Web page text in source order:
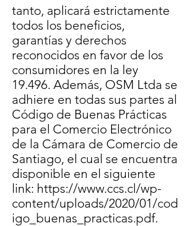
tanto, aplicará estrictamente
todos los beneficios,
garantías y derechos
reconocidos en favor de los
consumidores en la ley
19.496. Además, OSM Ltda se
adhiere en todas sus partes al
Código de Buenas Prácticas
para el Comercio Electrónico
de la Cámara de Comercio de
Santiago, el cual se encuentra
disponible en el siguiente
link: https://www.ccs.cl/wp-
content/uploads/2020/01/cod
igo_buenas_practicas.pdf.